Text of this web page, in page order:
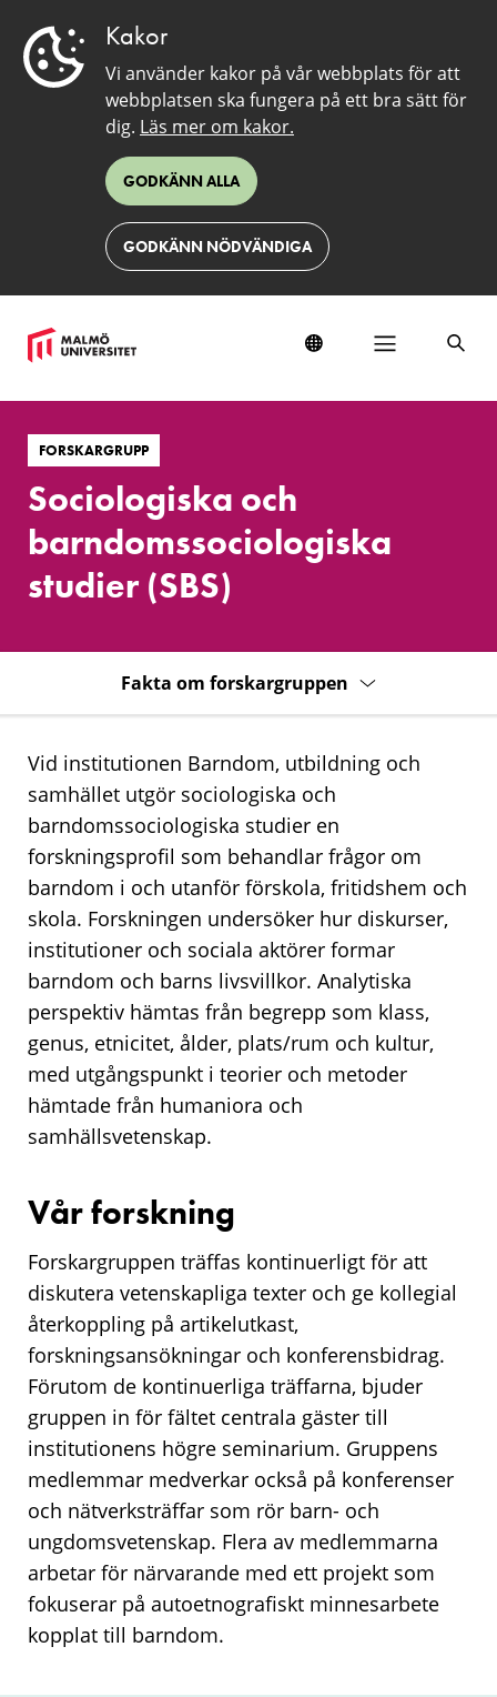
Kakor
Vi använder kakor på vår webbplats för att
webbplatsen ska fungera på ett bra sätt för
dig. Läs mer om kakor.
GODKÄNN ALLA
GODKÄNN NÖDVÄNDIGA
Sociologiska
och
barndomssociologiska
studier
(SBS)
FORSKARGRUPP
Sociologiska och
barndomssociologiska
studier (SBS)
Fakta om forskargruppen
Vid institutionen Barndom, utbildning och
samhället utgör sociologiska och
barndomssociologiska studier en
forskningsprofil som behandlar frågor om
barndom i och utanför förskola, fritidshem och
skola. Forskningen undersöker hur diskurser,
institutioner och sociala aktörer formar
barndom och barns livsvillkor. Analytiska
perspektiv hämtas från begrepp som klass,
genus, etnicitet, ålder, plats/rum och kultur,
med utgångspunkt i teorier och metoder
hämtade från humaniora och
samhällsvetenskap.
Vår forskning
Forskargruppen träffas kontinuerligt för att
diskutera vetenskapliga texter och ge kollegial
återkoppling på artikelutkast,
forskningsansökningar och konferensbidrag.
Förutom de kontinuerliga träffarna, bjuder
gruppen in för fältet centrala gäster till
institutionens högre seminarium. Gruppens
medlemmar medverkar också på konferenser
och nätverksträffar som rör barn- och
ungdomsvetenskap. Flera av medlemmarna
arbetar för närvarande med ett projekt som
fokuserar på autoetnografiskt minnesarbete
kopplat till barndom.